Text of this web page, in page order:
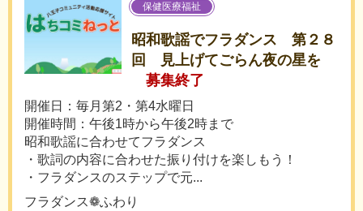
保健医療福祉
昭和歌謡でフラダンス 第２８
回 見上げてごらん夜の星を
募集終了
開催日：毎月第2・第4水曜日
開催時間：午後1時から午後2時まで
昭和歌謡に合わせてフラダンス
・歌詞の内容に合わせた振り付けを楽しもう！
・フラダンスのステップで元...
フラダンス❁ふわり